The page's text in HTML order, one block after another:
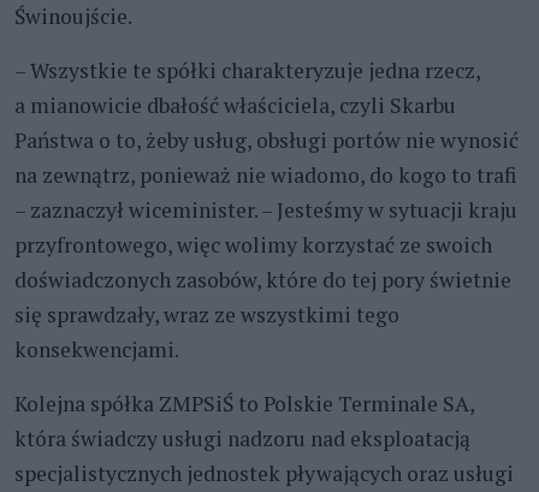
Świnoujście.
– Wszystkie te spółki charakteryzuje jedna rzecz,
a mianowicie dbałość właściciela, czyli Skarbu
Państwa o to, żeby usług, obsługi portów nie wynosić
na zewnątrz, ponieważ nie wiadomo, do kogo to trafi
– zaznaczył wiceminister. – Jesteśmy w sytuacji kraju
przyfrontowego, więc wolimy korzystać ze swoich
doświadczonych zasobów, które do tej pory świetnie
się sprawdzały, wraz ze wszystkimi tego
konsekwencjami.
Kolejna spółka ZMPSiŚ to Polskie Terminale SA,
która świadczy usługi nadzoru nad eksploatacją
specjalistycznych jednostek pływających oraz usługi